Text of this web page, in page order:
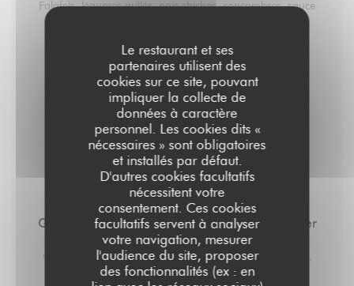
Le restaurant et ses
partenaires utilisent des
cookies sur ce site, pouvant
impliquer la collecte de
données à caractère
personnel. Les cookies dits «
nécessaires » sont obligatoires
et installés par défaut.
D'autres cookies facultatifs
nécessitent votre
consentement. Ces cookies
facultatifs servent à analyser
votre navigation, mesurer
l'audience du site, proposer
des fonctionnalités (ex : en
Falafels, légumes grillés, pois chiches, concombres, sauce
18,00 EUR
Saucisse 170gr
Ecrasé de pommes de terre
19,00 EUR
LES DESSERTS
Glaces et sorbets préparés par un artisan glacier
(2 boules)
Chocolat, vanille, noix de coco, framboise, citron, fraise,
mangue, café